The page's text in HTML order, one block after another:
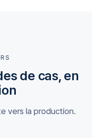
de cas, en
vers la production.